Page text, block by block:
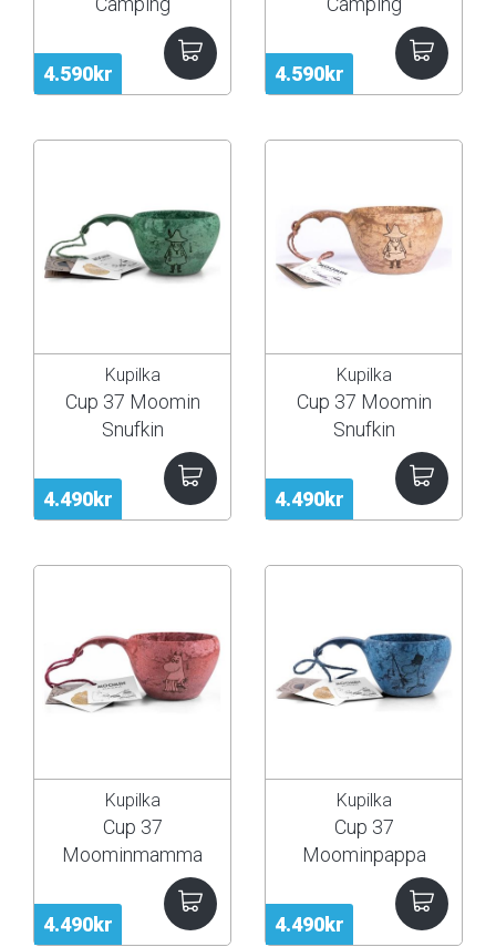
4.590kr 4.590kr
4.490kr
Kupilka
Cup 37 Moomin
Snufkin
4.490kr
Kupilka
Cup 37 Moomin
Snufkin
4.490kr
Kupilka
Cup 37
Moominmamma
4.490kr
Kupilka
Cup 37
Moominpappa